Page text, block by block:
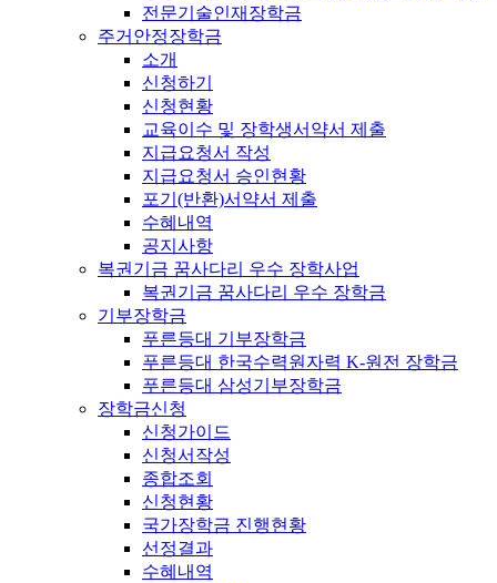
전문기술인재장학금
주거안정장학금
소개
신청하기
신청현황
교육이수 및 장학생서약서 제출
지급요청서 작성
지급요청서 승인현황
포기(반환)서약서 제출
수혜내역
공지사항
복권기금 꿈사다리 우수 장학사업
복권기금 꿈사다리 우수 장학금
기부장학금
푸른등대 기부장학금
푸른등대 한국수력원자력 K-원전 장학금
푸른등대 삼성기부장학금
장학금신청
신청가이드
신청서작성
종합조회
신청현황
국가장학금 진행현황
선정결과
수혜내역